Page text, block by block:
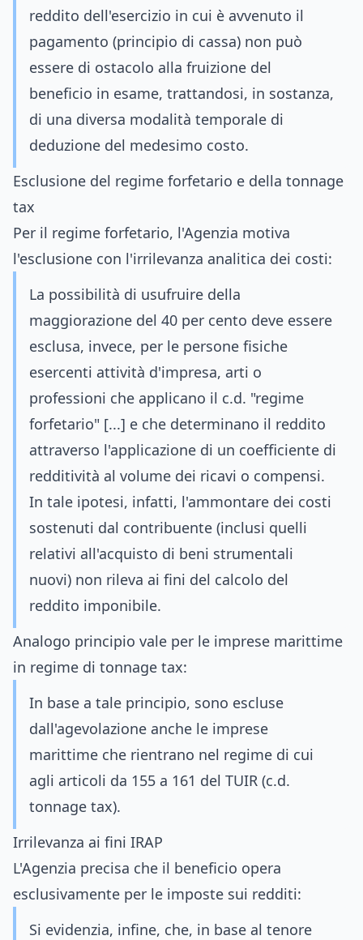
reddito dell'esercizio in cui è avvenuto il
pagamento (principio di cassa) non può
essere di ostacolo alla fruizione del
beneficio in esame, trattandosi, in sostanza,
di una diversa modalità temporale di
deduzione del medesimo costo.
Esclusione del regime forfetario e della tonnage
tax
Per il regime forfetario, l'Agenzia motiva
l'esclusione con l'irrilevanza analitica dei costi:
La possibilità di usufruire della
maggiorazione del 40 per cento deve essere
esclusa, invece, per le persone fisiche
esercenti attività d'impresa, arti o
professioni che applicano il c.d. "regime
forfetario" [...] e che determinano il reddito
attraverso l'applicazione di un coefficiente di
redditività al volume dei ricavi o compensi.
In tale ipotesi, infatti, l'ammontare dei costi
sostenuti dal contribuente (inclusi quelli
relativi all'acquisto di beni strumentali
nuovi) non rileva ai fini del calcolo del
reddito imponibile.
Analogo principio vale per le imprese marittime
in regime di tonnage tax:
In base a tale principio, sono escluse
dall'agevolazione anche le imprese
marittime che rientrano nel regime di cui
agli articoli da 155 a 161 del TUIR (c.d.
tonnage tax).
Irrilevanza ai fini IRAP
L'Agenzia precisa che il beneficio opera
esclusivamente per le imposte sui redditi:
Si evidenzia, infine, che, in base al tenore